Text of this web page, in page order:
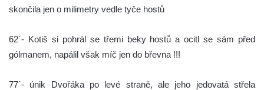
skončila jen o milimetry vedle tyče hostů
62´- Kotiš si pohrál se třemi beky hostů a ocitl se sám před
gólmanem, napálil však míč jen do břevna !!!
77´- únik Dvořáka po levé straně, ale jeho jedovatá střela